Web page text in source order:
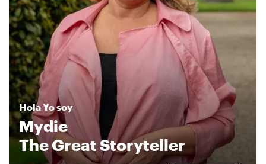
HolaYo soy
Mydie
The Great Storyteller